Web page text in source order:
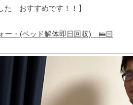
た おすすめです！！】
ー・(ベッド解体即日回収) 🛌🏻